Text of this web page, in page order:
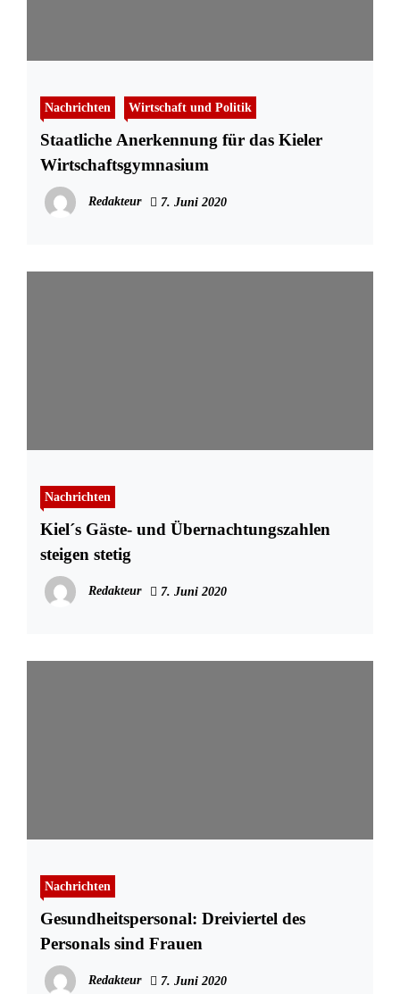
Nachrichten Wirtschaft und Politik
Staatliche Anerkennung für das Kieler
Wirtschaftsgymnasium
Redakteur 7. Juni 2020
Nachrichten
Kiel´s Gäste- und Übernachtungszahlen
steigen stetig
Redakteur 7. Juni 2020
Nachrichten
Gesundheitspersonal: Dreiviertel des
Personals sind Frauen
Redakteur 7. Juni 2020